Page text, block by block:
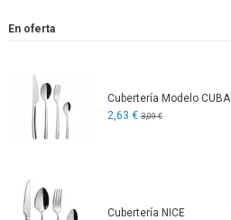
En oferta
Cubertería Modelo CUBA
2,63 € 3,09 €
Cubertería NICE